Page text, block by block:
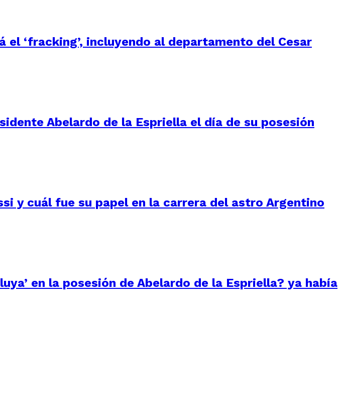
‘fracking’, incluyendo al departamento del Cesar
Abelardo de la Espriella el día de su posesión
y cuál fue su papel en la carrera del astro Argentino
en la posesión de Abelardo de la Espriella? ya había